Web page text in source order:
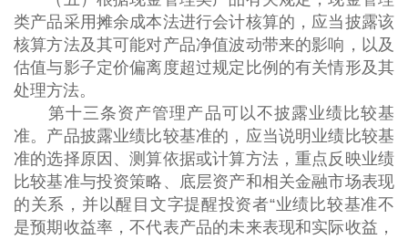
类产品采用摊余成本法进行会计核算的，应当披露该
核算方法及其可能对产品净值波动带来的影响，以及
估值与影子定价偏离度超过规定比例的有关情形及其
处理方法。
第十三条资产管理产品可以不披露业绩比较基
准。产品披露业绩比较基准的，应当说明业绩比较基
准的选择原因、测算依据或计算方法，重点反映业绩
比较基准与投资策略、底层资产和相关金融市场表现
的关系，并以醒目文字提醒投资者“业绩比较基准不
是预期收益率，不代表产品的未来表现和实际收益，